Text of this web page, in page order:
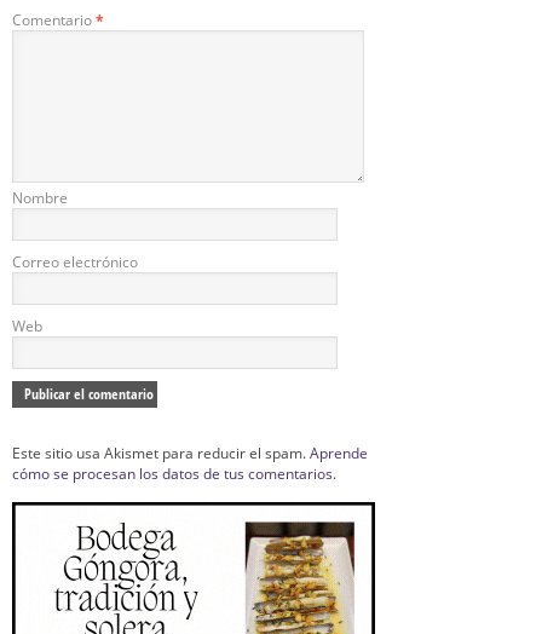
Comentario*
Nombre
Correo electrónico
Web
Este sitio usa Akismet para reducir el spam.Aprende
cómo se procesan los datos de tus comentarios.